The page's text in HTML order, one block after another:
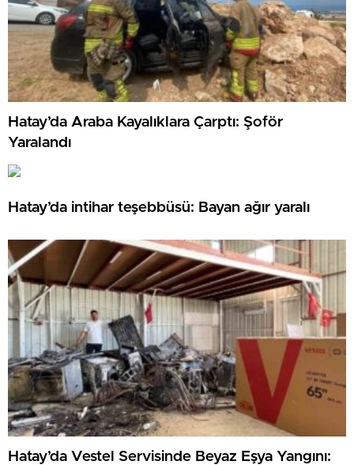
Hatay’da Araba Kayalıklara Çarptı: Şoför
Yaralandı
Hatay’da intihar teşebbüsü: Bayan ağır yaralı
Hatay’da Vestel Servisinde Beyaz Eşya Yangını: